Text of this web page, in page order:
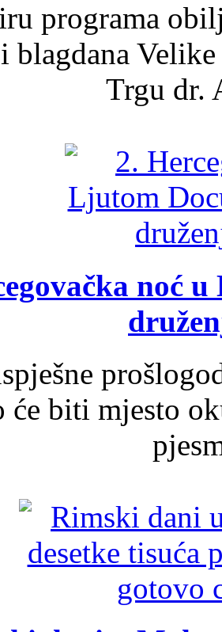
programa
blagdana
Trgu dr.
noć
će biti mjesto